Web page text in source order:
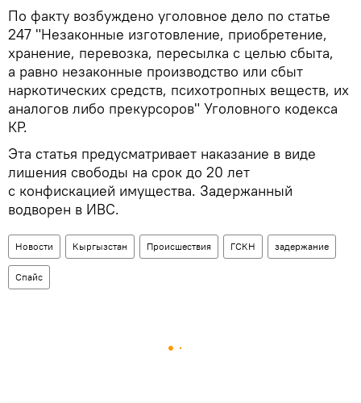
По факту возбуждено уголовное дело по статье
247 "Незаконные изготовление, приобретение,
хранение, перевозка, пересылка с целью сбыта,
а равно незаконные производство или сбыт
наркотических средств, психотропных веществ, их
аналогов либо прекурсоров" Уголовного кодекса
КР.
Эта статья предусматривает наказание в виде
лишения свободы на срок до 20 лет
с конфискацией имущества. Задержанный
водворен в ИВС.
Новости Кыргызстан Происшествия ГСКН задержание
Спайс